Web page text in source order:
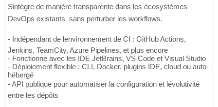
Sintègre de manière transparente dans les écosystèmes
DevOps existants  sans perturber les workflows.
- Indépendant de lenvironnement de CI : GitHub Actions,
Jenkins, TeamCity, Azure Pipelines, et plus encore
- Fonctionne avec les IDE JetBrains, VS Code et Visual Studio
- Déploiement flexible : CLI, Docker, plugins IDE, cloud ou auto-
hébergé
- API publique pour automatiser la configuration et lévolutivité
entre les dépôts